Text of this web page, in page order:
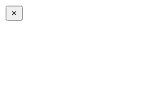
×